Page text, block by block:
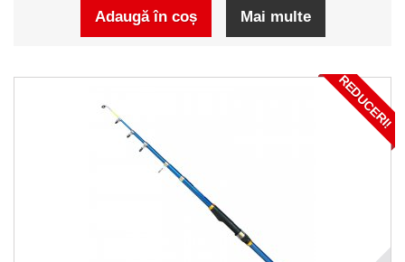
Adaugă în coș Mai multe
REDUCERI!